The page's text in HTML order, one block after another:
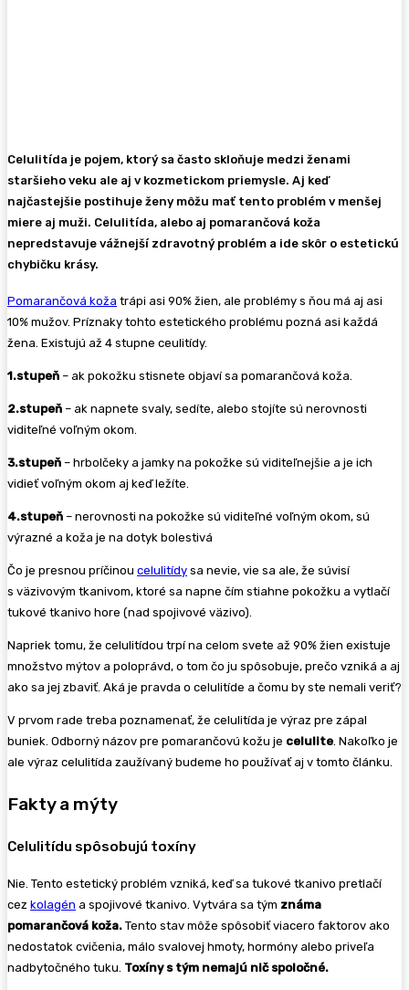
Celulitída je pojem, ktorý sa často skloňuje medzi ženami
staršieho veku ale aj v kozmetickom priemysle. Aj keď
najčastejšie postihuje ženy môžu mať tento problém v menšej
miere aj muži. Celulitída, alebo aj pomarančová koža
nepredstavuje vážnejší zdravotný problém a ide skôr o estetickú
chybičku krásy.
Pomarančová koža trápi asi 90% žien, ale problémy s ňou má aj asi
10% mužov. Príznaky tohto estetického problému pozná asi každá
žena. Existujú až 4 stupne ceulitídy.
1.stupeň – ak pokožku stisnete objaví sa pomarančová koža.
2.stupeň – ak napnete svaly, sedíte, alebo stojíte sú nerovnosti
viditeľné voľným okom.
3.stupeň – hrbolčeky a jamky na pokožke sú viditeľnejšie a je ich
vidieť voľným okom aj keď ležíte.
4.stupeň – nerovnosti na pokožke sú viditeľné voľným okom, sú
výrazné a koža je na dotyk bolestivá
Čo je presnou príčinou celulitídy sa nevie, vie sa ale, že súvisí
s väzivovým tkanivom, ktoré sa napne čím stiahne pokožku a vytlačí
tukové tkanivo hore (nad spojivové väzivo).
Napriek tomu, že celulitídou trpí na celom svete až 90% žien existuje
množstvo mýtov a poloprávd, o tom čo ju spôsobuje, prečo vzniká a aj
ako sa jej zbaviť. Aká je pravda o celulitíde a čomu by ste nemali veriť?
V prvom rade treba poznamenať, že celulitída je výraz pre zápal
buniek. Odborný názov pre pomarančovú kožu je celulite. Nakoľko je
ale výraz celulitída zaužívaný budeme ho používať aj v tomto článku.
Fakty a mýty
Celulitídu spôsobujú toxíny
Nie. Tento estetický problém vzniká, keď sa tukové tkanivo pretlačí
cez kolagén a spojivové tkanivo. Vytvára sa tým známa
pomarančová koža. Tento stav môže spôsobiť viacero faktorov ako
nedostatok cvičenia, málo svalovej hmoty, hormóny alebo priveľa
nadbytočného tuku. Toxíny s tým nemajú nič spoločné.